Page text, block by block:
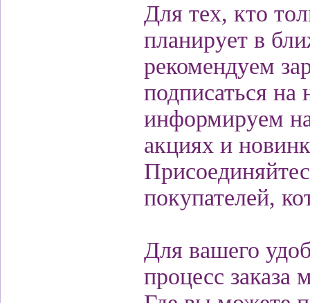
Для тех, кто
планирует в
рекомендуем
подписаться
информируем
акциях и
покупателей,
Для вашего
процесс заказа